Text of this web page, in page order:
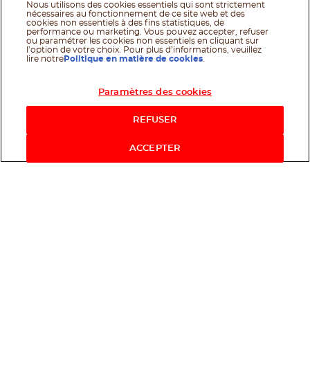
Nous utilisons des cookies essentiels qui sont strictement
nécessaires au fonctionnement de ce site web et des
cookies non essentiels à des fins statistiques, de
performance ou marketing. Vous pouvez accepter, refuser
ou paramétrer les cookies non essentiels en cliquant sur
l’option de votre choix. Pour plus d’informations, veuillez
lire notre Politique en matière de cookies
Paramètres des cookies
REFUSER
ACCEPTER